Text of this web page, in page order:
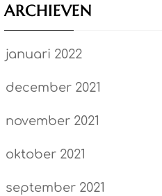
ARCHIEVEN
januari 2022
december 2021
november 2021
oktober 2021
september 2021